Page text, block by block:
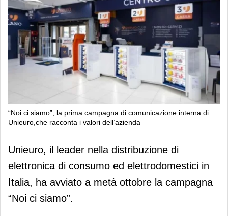
“Noi ci siamo”, la prima campagna di comunicazione interna di
Unieuro,che racconta i valori dell’azienda
“Noi ci siamo”, la prima campagna di
comunicazione interna di Unieuro,che
racconta i valori dell’azienda
Unieuro, il leader nella distribuzione di
elettronica di consumo ed elettrodomestici in
Italia, ha avviato a metà ottobre la campagna
“Noi ci siamo”.